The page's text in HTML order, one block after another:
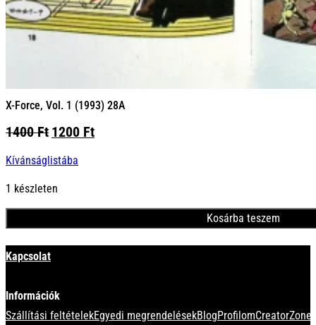
X-Force, Vol. 1 (1993) 28A
1400Ft Original
was:
1200 FtCurrent
Kívánságlistába
1 készleten
Kosárba teszem
Kapcsolat
Információk
Szállítási feltételekEgyedi megrendelésekBlogProfilom